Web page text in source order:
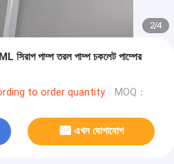
2/4
পাম্প তরল পাম্প চকলেট পাম্পের
to order quantity MOQ：
এখন যোগাযোগ